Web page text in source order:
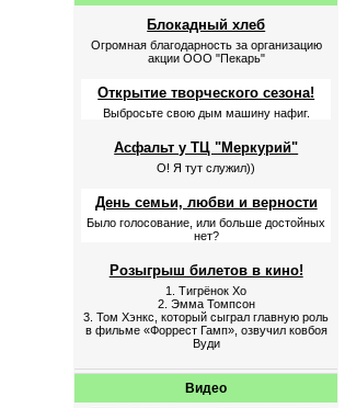
Блокадный хлеб
Огромная благодарность за организацию
акции ООО "Пекарь"
Открытие творческого сезона!
Выбросьте свою дым машину нафиг.
Асфальт у ТЦ "Меркурий"
О! Я тут служил))
День семьи, любви и верности
Было голосование, или больше достойных
нет?
Розыгрыш билетов в кино!
1. Тигрёнок Хо
2. Эмма Томпсон
3. Том Хэнкс, который сыграл главную роль
в фильме «Форрест Гамп», озвучил ковбоя
Вуди
Видео